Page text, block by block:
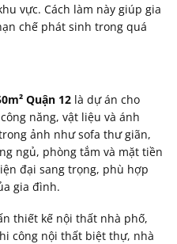
vực. Cách làm này giúp gia
chế phát sinh trong quá
Quận 12 là dự án cho
năng, vật liệu và ánh
ảnh như sofa thư giãn,
ngủ, phòng tắm và mặt tiền
đại sang trọng, phù hợp
gia đình.
thiết kế nội thất nhà phố,
công nội thất biệt thự, nhà